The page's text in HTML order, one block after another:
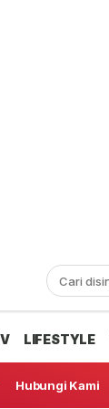
LIFESTYLE
Hubungi Kami